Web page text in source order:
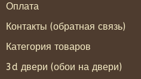
Оплата
Контакты (обратная связь)
Категория товаров
3d двери (обои на двери)